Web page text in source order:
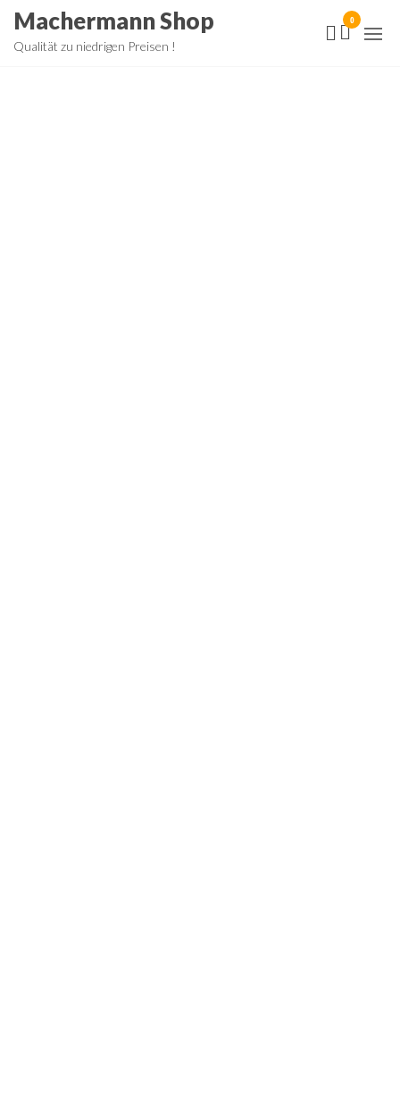
ZumMachermann Shop
Qualität zu niedrigen Preisen !
0